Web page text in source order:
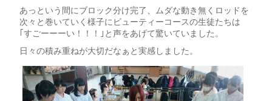
あっという間にブロック分け完了、ムダな動き無くロッドを
次々と巻いていく様子にビューティーコースの生徒たちは
｢すごーーーい！！！｣と声をあげて驚いていました。
日々の積み重ねが大切だなぁと実感しました。